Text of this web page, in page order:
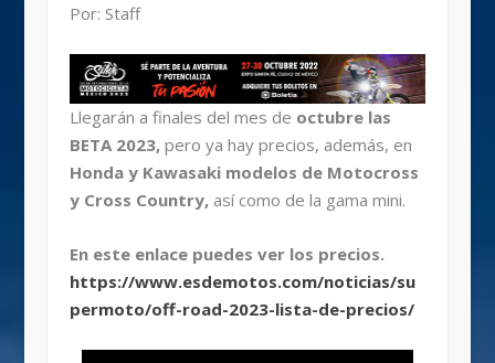
Por: Staff
Llegarán a finales del mes de octubre las
BETA 2023,pero ya hay precios, además, en
Honda y Kawasaki modelos de Motocross
y Cross Country,así como de la gama mini.
En este enlace puedes ver los precios.
https://www.esdemotos.com/noticias/su
permoto/off-road-2023-lista-de-precios/